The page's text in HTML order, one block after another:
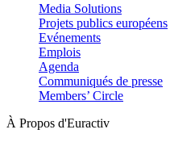
Media Solutions
Projets publics européens
Evénements
Emplois
Agenda
Communiqués de presse
Members’ Circle
À Propos d'Euractiv